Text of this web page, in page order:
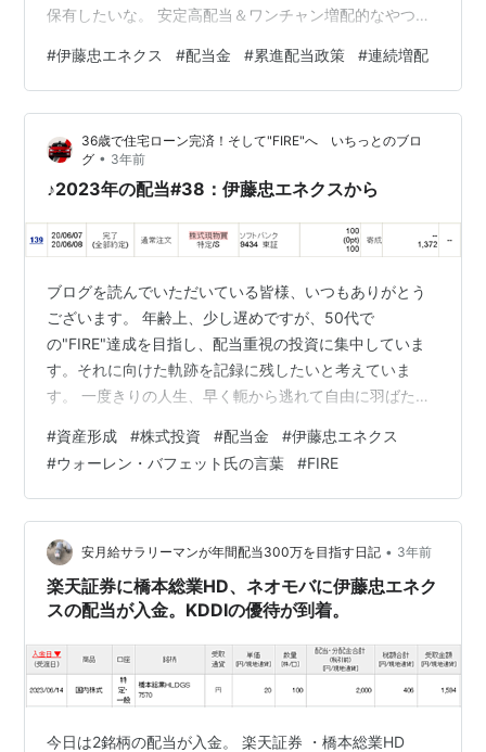
保有したいな。 安定高配当＆ワンチャン増配的なやつで
配中となっているな。ちなみに、2021年度は特別増配を
実施している。 なるほどっす・・・配当性向もブレてな
いから業績も大丈夫そうですな。 そういう事だな。還元
方針も盤石だな。・配当性向40%以上・累進配当政策
で、出たぁ～っす。累進配当政策！っす つまり、NISAで
保有がベス…
#伊藤忠エネクス #配当金 #累進配当政策 #連続増配
36歳で住宅ローン完済！そして"FIRE"へ いちっとのブロ
グ • 3年前
♪2023年の配当#38：伊藤忠エネクスから
ブログを読んでいただいている皆様、いつもありがとう
ございます。 年齢上、少し遅めですが、50代で
の"FIRE"達成を目指し、配当重視の投資に集中していま
す。それに向けた軌跡を記録に残したいと考えていま
す。 一度きりの人生、早く軛から逃れて自由に羽ばたき
です。 --- 最近、以下の本を読んでいます。 敗者のゲー
ム［原著第８版］ (日本経済新聞出版) 作者:チャールズ・
エリス 日経BP Amazon 曰く、「インデックス投資が最
高の投資」。。うーん、分かります。多分、正しい。一
方、バフェットさんはそれに賛同しつつも、個別株投資
の優位性も主張していま…
#資産形成 #株式投資 #配当金 #伊藤忠エネクス
#ウォーレン・バフェット氏の言葉 #FIRE
安月給サラリーマンが年間配当300万を目指す日記 • 3年前
楽天証券に橋本総業HD、ネオモバに伊藤忠エネク
スの配当が入金。KDDIの優待が到着。
今日は2銘柄の配当が入金。 楽天証券 ・橋本総業HD